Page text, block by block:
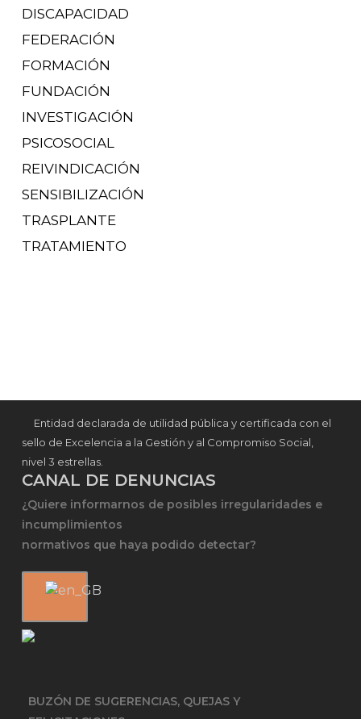
DISCAPACIDAD
FEDERACIÓN
FORMACIÓN
FUNDACIÓN
INVESTIGACIÓN
PSICOSOCIAL
REIVINDICACIÓN
SENSIBILIZACIÓN
TRASPLANTE
TRATAMIENTO
Entidad declarada de utilidad pública y certificada con el
sello de Excelencia a la Gestión y al Compromiso Social,
nivel 3 estrellas.
CANAL DE DENUNCIAS
¿Quiere informarnos de posibles irregularidades e
incumplimientos
normativos que haya podido detectar?
BUZÓN DE SUGERENCIAS, QUEJAS Y